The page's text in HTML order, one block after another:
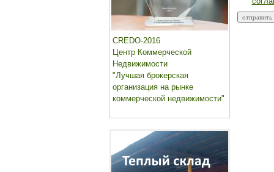
CREDO-2016
Центр Коммерческой
Недвижимости
"Лучшая брокерская
организация на рынке
коммерческой недвижимости"